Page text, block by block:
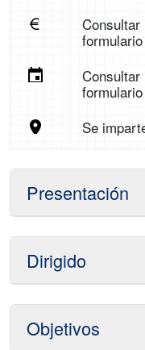
formulario
formulario
Se
Presentación
Dirigido
Objetivos